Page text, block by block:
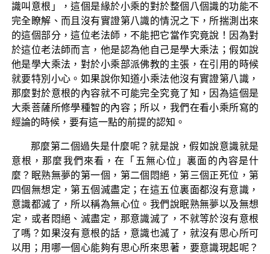
識叫意根」，這個是緣於小乘的對於整個八個識的功能不
完全瞭解、而且沒有實證第八識的情況之下，所揣測出來
的這個部分，這位老法師，不能把它當作究竟說！因為對
於這位老法師而言，他是認為他自己是學大乘法；假如說
他是學大乘法，對於小乘部派佛教的主張，在引用的時候
就要特別小心。如果說你知道小乘法他沒有實證第八識，
那麼對於意根的內容就不可能完全究竟了知，因為這個是
大乘菩薩所修學種智的內容；所以，我們在看小乘所寫的
經論的時候，要有這一點的前提的認知。
那麼第二個過失是什麼呢？就是說，假如說意識就是
意根，那麼我們來看，在「五無心位」裏面的內容是什
麼？眠熟無夢的第一個，第二個悶絕，第三個正死位，第
四個無想定，第五個滅盡定；在這五位裏面都沒有意識，
意識都滅了，所以稱為無心位。我們說眠熟無夢以及無想
定，或者悶絕、滅盡定，那意識滅了，不就等於沒有意根
了嗎？如果沒有意根的話，意識也滅了，就沒有思心所可
以用；用哪一個心能夠有思心所來思著，要意識現起呢？